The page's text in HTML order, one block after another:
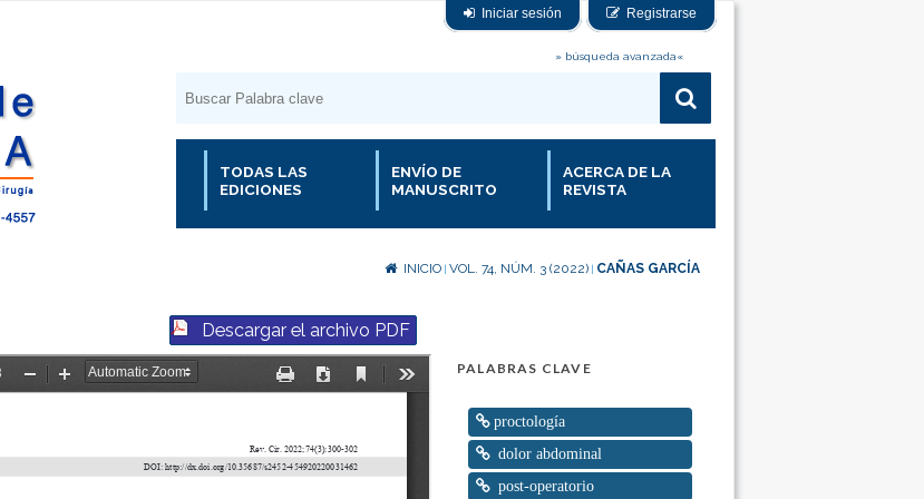
Iniciar sesión Registrarse
» búsqueda avanzada«
TODAS LAS
EDICIONES
ENVÍO DE
MANUSCRITO
ACERCA DE LA
REVISTA
INICIO VOL. 74, NÚM. 3 (2022) CAÑAS GARCÍA
PALABRAS CLAVE
proctología
dolor abdominal
post-operatorio
Descargar el archivo PDF